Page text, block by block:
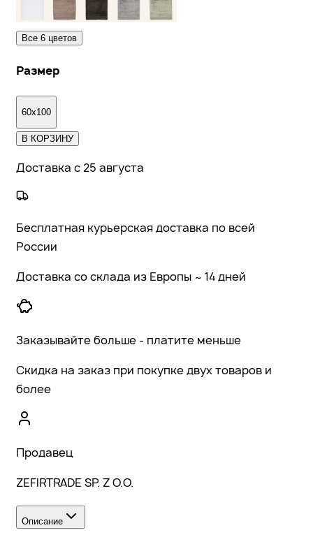
Все 6 цветов
Размер
60x100
В КОРЗИНУ
Доставка с 25 августа
Бесплатная курьерская доставка по всей
России
Доставка со склада из Европы ~ 14 дней
Заказывайте больше - платите меньше
Скидка на заказ при покупке двух товаров и
более
Продавец
ZEFIRTRADE SP. Z O.O.
Описание